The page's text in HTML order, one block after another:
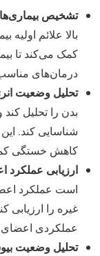
تشخیص
بالا علائم
کمک می‌کند تا
درمان‌های مناسب
تحلیل وضعیت
بدن را تحلیل
شناسایی کند.
کاهش خستگی
ارزیابی عملکرد
است عملکرد
غیره را
عملکردی
تحلیل وضعیت